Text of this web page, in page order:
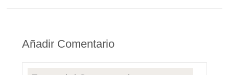
Añadir Comentario